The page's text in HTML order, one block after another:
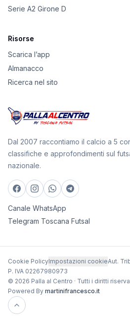
Serie A2 Girone D
Risorse
Scarica l’app
Almanacco
Ricerca nel sito
Dal 2007 raccontiamo il calcio a 5
classifiche e approfondimenti sul
nazionale.
Canale WhatsApp
Telegram Toscana Futsal
Cookie PolicyImpostazioni cookieAut.
P. IVA 02267980973
© 2026 Palla al Centro · Tutti i diritti
Powered By martinifrancesco.it